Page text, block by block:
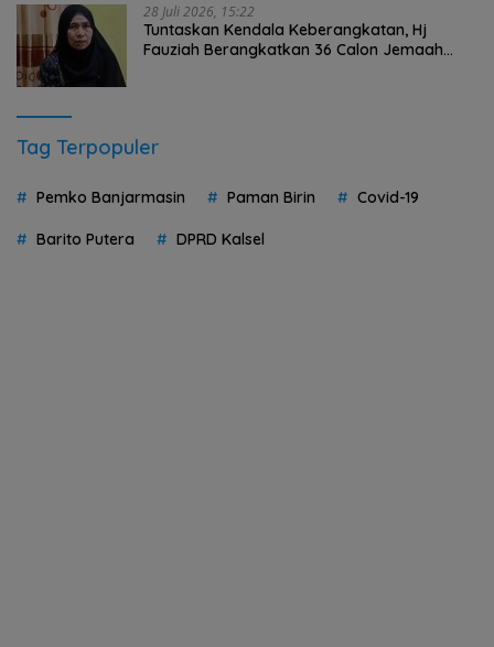
28 Juli 2026, 15:22
Tuntaskan Kendala Keberangkatan, Hj
Fauziah Berangkatkan 36 Calon Jemaah
Tag Terpopuler
Pemko Banjarmasin Paman Birin Covid-19
Barito Putera DPRD Kalsel